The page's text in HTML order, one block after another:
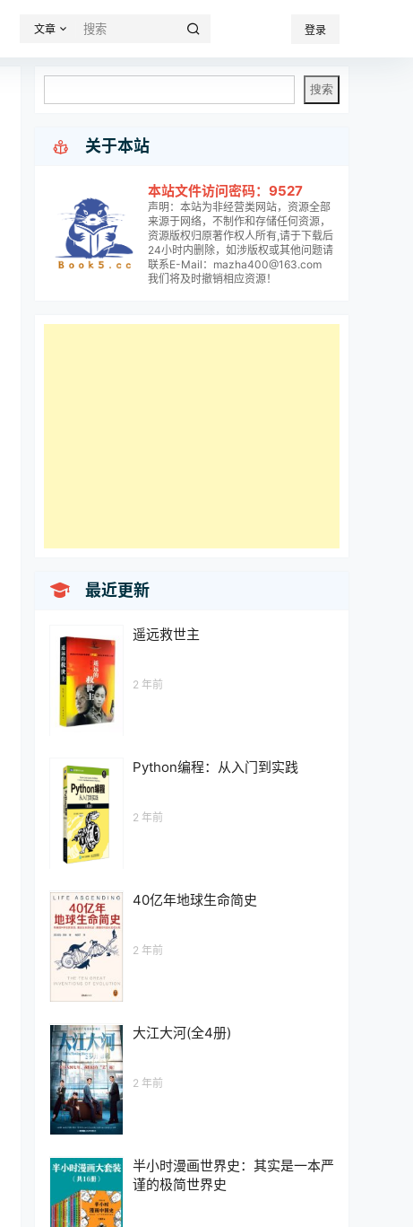
文章 登录
 关于本站
本站文件访问密码：9527
声明：本站为非经营类网站，资源全部
来源于网络，不制作和存储任何资源，
资源版权归原著作权人所有,请于下载后
24小时内删除，如涉版权或其他问题请
联系E-Mail：mazha400@163.com
我们将及时撤销相应资源！
 最近更新
遥远救世主
2 年前
Python编程：从入门到实践
2 年前
40亿年地球生命简史
2 年前
大江大河(全4册)
2 年前
半小时漫画世界史：其实是一本严
谨的极简世界史